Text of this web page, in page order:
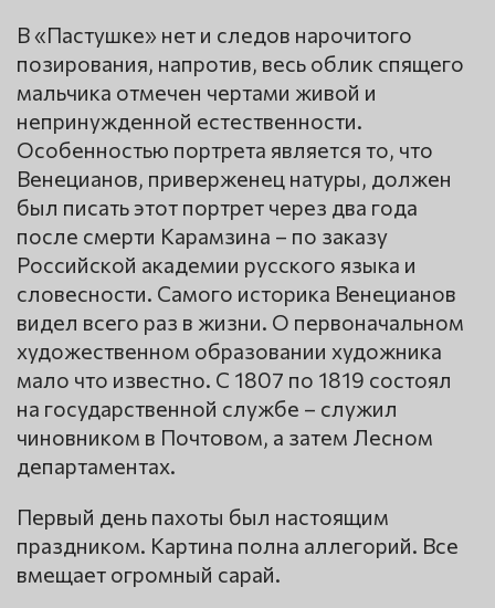
В «Пастушке» нет и следов нарочитого
позирования, напротив, весь облик спящего
мальчика отмечен чертами живой и
непринужденной естественности.
Особенностью портрета является то, что
Венецианов, приверженец натуры, должен
был писать этот портрет через два года
после смерти Карамзина – по заказу
Российской академии русского языка и
словесности. Самого историка Венецианов
видел всего раз в жизни. О первоначальном
художественном образовании художника
мало что известно. С 1807 по 1819 состоял
на государственной службе – служил
чиновником в Почтовом, а затем Лесном
департаментах.
Первый день пахоты был настоящим
праздником. Картина полна аллегорий. Все
вмещает огромный сарай.